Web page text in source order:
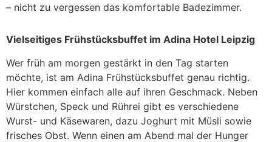
– nicht zu vergessen das komfortable Badezimmer.
Vielseitiges Frühstücksbuffet im Adina Hotel Leipzig
Wer früh am morgen gestärkt in den Tag starten
möchte, ist am Adina Frühstücksbuffet genau richtig.
Hier kommen einfach alle auf ihren Geschmack. Neben
Würstchen, Speck und Rührei gibt es verschiedene
Wurst- und Käsewaren, dazu Joghurt mit Müsli sowie
frisches Obst. Wenn einen am Abend mal der Hunger